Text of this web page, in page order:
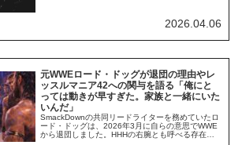
んな彼は、最新のインタビューで「自身の全盛期
である1990年代のプロレスを現在も好んで視聴し
2026.04.06
元WWEロード・ドッグが退団の理由やレ
ッスルマニア42への関与を語る「俺にと
っては動きが早すぎた。家族と一緒にいた
いんだ」
SmackDownの共同リードライターを務めていたロ
ード・ドッグは、2026年3月に自らの意思でWWE
から退団しました。HHHの右腕とも呼べる存在だ